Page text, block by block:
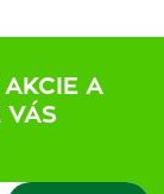
AKCIE A
VÁS